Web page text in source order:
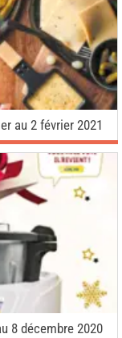
au 2 février 2021
8 décembre 2020